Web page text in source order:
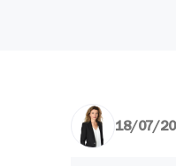
18/07/